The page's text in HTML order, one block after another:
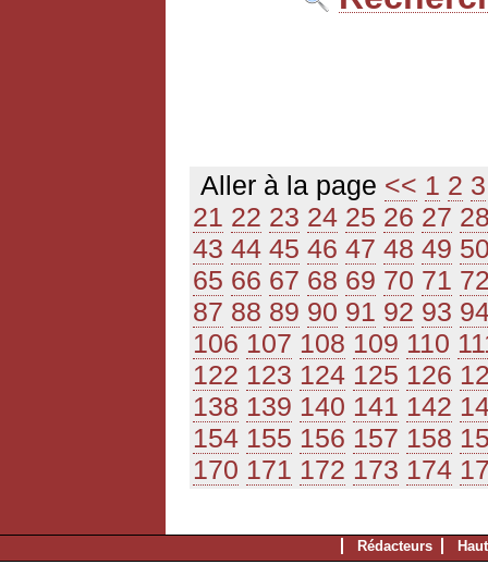
Aller à la page << 1 2 3
21 22 23 24 25 26 27
43 44 45 46 47 48 49
65 66 67 68 69 70 71
87 88 89 90 91 92 93
106 107 108 109 110
122 123 124 125 126
138 139 140 141 142
154 155 156 157 158
170 171 172 173 174
Rédacteurs